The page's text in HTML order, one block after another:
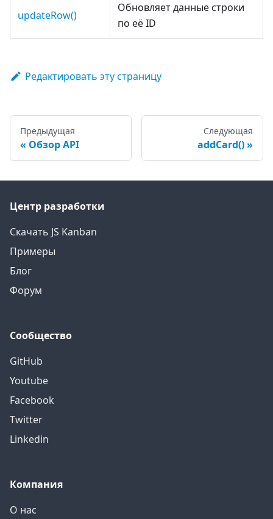
updateRow()
Обновляет данные строки
по её ID
Редактировать эту страницу
Предыдущая
Обзор API
Следующая
addCard()
Центр разработки
Скачать JS Kanban
Примеры
Блог
Форум
Сообщество
GitHub
Youtube
Facebook
Twitter
Linkedin
Компания
О нас